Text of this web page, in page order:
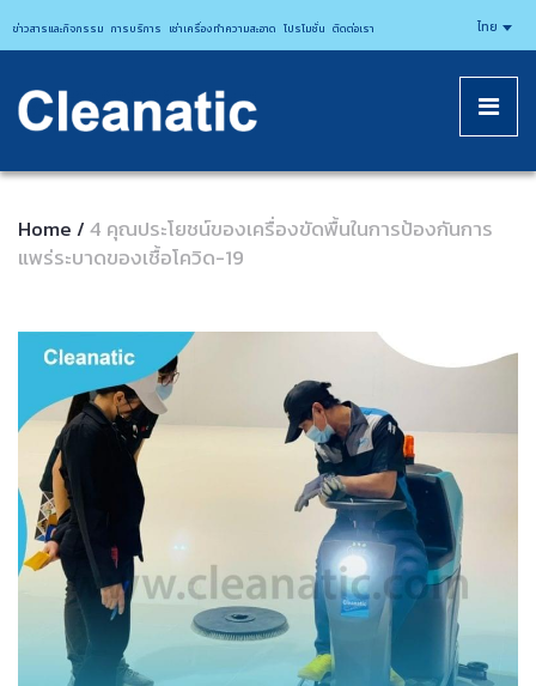
CLEANATICJ
ข่าวสารและกิจกรรม การบริการ เช่าเครื่องทำความสะอาด โปรโมชั่น ติดต่อเรา ไทย
Home / 4 คุณประโยชน์ของเครื่องขัดพื้นในการป้องกันการ
แพร่ระบาดของเชื้อโควิด-19